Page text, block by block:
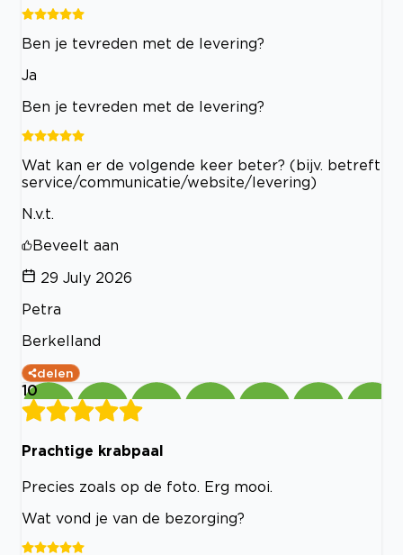
Ben je tevreden met de levering?
Ja
Ben je tevreden met de levering?
Wat kan er de volgende keer beter? (bijv. betreft
service/communicatie/website/levering)
N.v.t.
Beveelt aan
29 July 2026
Petra
Berkelland
delen
10
Prachtige krabpaal
Precies zoals op de foto. Erg mooi.
Wat vond je van de bezorging?